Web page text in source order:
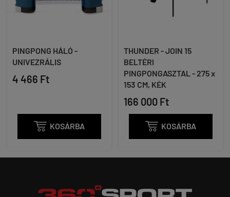
PINGPONG HÁLÓ -
UNIVEZRÁLIS
4 466 Ft
 KOSÁRBA
THUNDER - JOIN 15
BELTÉRI
PINGPONGASZTAL - 275 x
153 CM, KÉK
166 000 Ft
 KOSÁRBA